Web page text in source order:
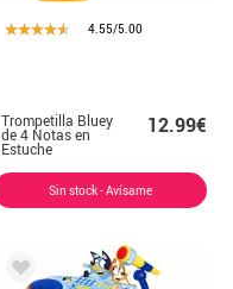
4.55/5.00
Trompetilla Bluey
de 4 Notas en
Estuche
12.99€
Sin stock - Avísame